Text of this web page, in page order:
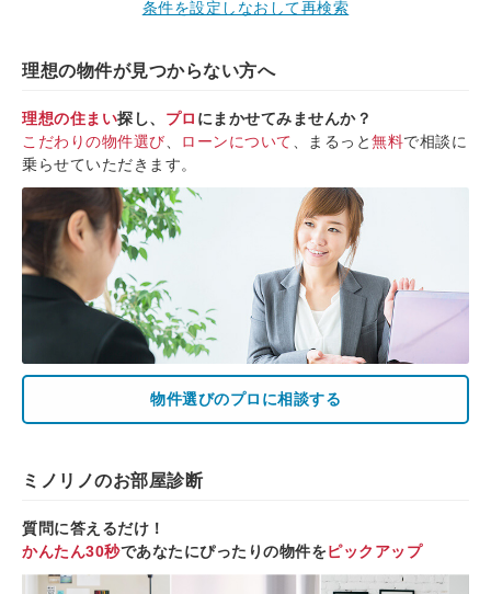
条件を設定しなおして再検索
理想の物件が見つからない方へ
理想の住まい探し、 プロ にまかせてみませんか？
こだわりの物件選び
ローンについて 、まるっと無料で相談に
乗らせていただきます。
物件選びのプロに相談する
ミノリノのお部屋診断
質問に答えるだけ！
かんたん30秒であなたにぴったりの物件をピックアップ